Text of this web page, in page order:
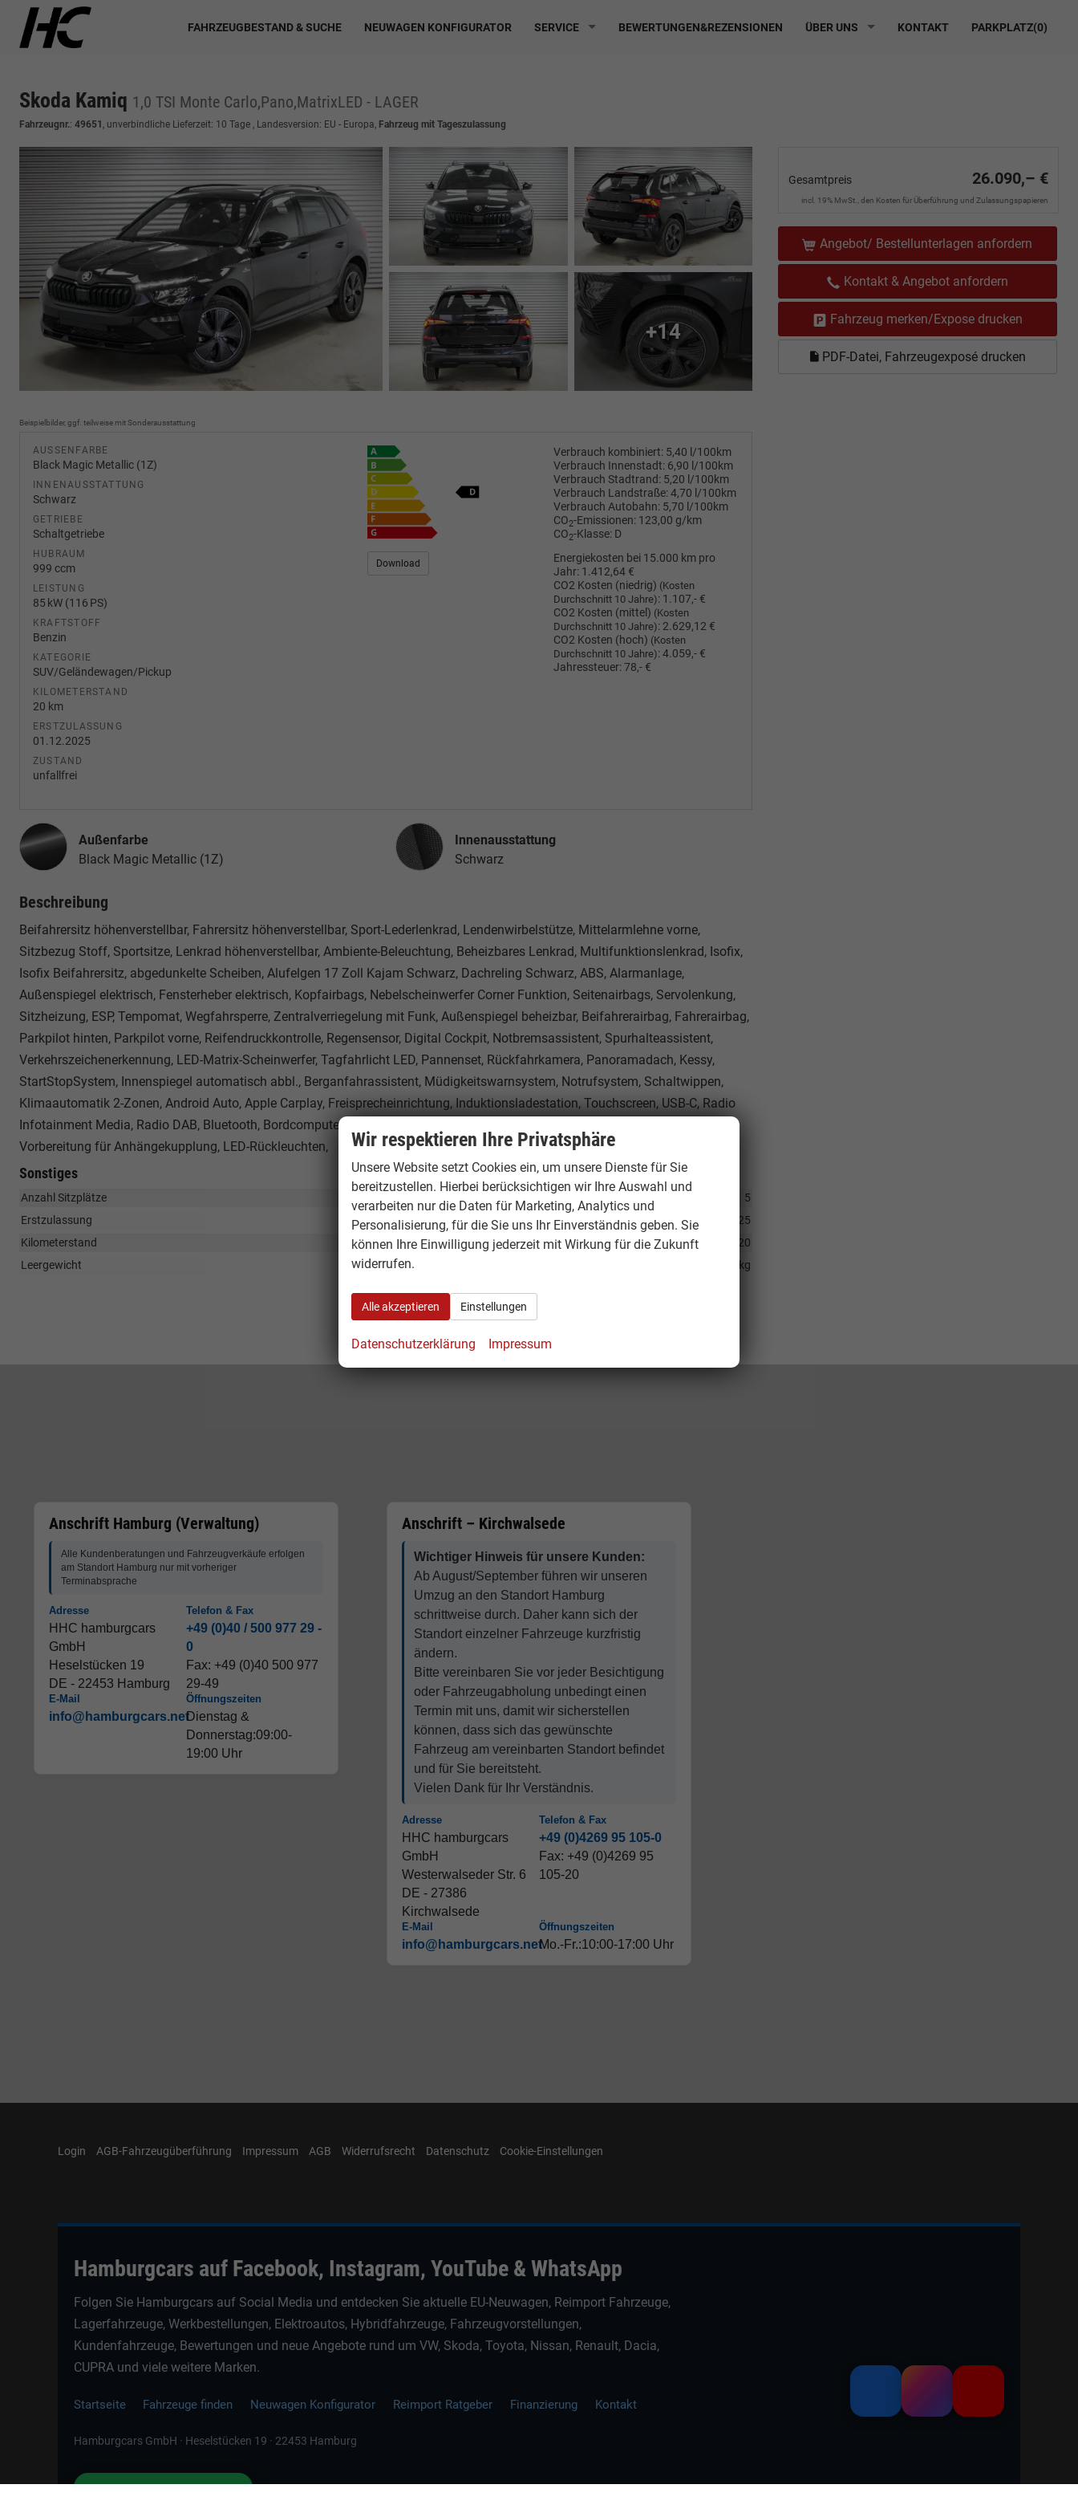
FAHRZEUGBESTAND & SUCHE NEUWAGEN KONFIGURATOR SERVICE BEWERTUNGEN&REZENSIONEN ÜBER UNS KONTAKT PARKPLATZ(0)
Skoda Kamiq 1,0 TSI Monte Carlo,Pano,MatrixLED - LAGER
Fahrzeugnr.: 49651 , unverbindliche Lieferzeit: 10 Tage , Landesversion: EU - Europa, Fahrzeug mit Tageszulassung
Gesamtpreis 26.090,– €
incl. 19% MwSt., den Kosten für Überführung und Zulassungspapieren
Angebot/ Bestellunterlagen anfordern
Kontakt & Angebot anfordern
Fahrzeug merken/Expose drucken
PDF-Datei, Fahrzeugexposé drucken
+14
Beispielbilder, ggf. teilweise mit Sonderausstattung
AUSSENFARBE
Black Magic Metallic (1Z)
INNENAUSSTATTUNG
Schwarz
GETRIEBE
Schaltgetriebe
HUBRAUM
999 ccm
LEISTUNG
85 kW (116 PS)
KRAFTSTOFF
Benzin
KATEGORIE
SUV/Geländewagen/Pickup
KILOMETERSTAND
20 km
ERSTZULASSUNG
01.12.2025
ZUSTAND
unfallfrei
Verbrauch kombiniert: 5,40 l/100km
Verbrauch Innenstadt: 6,90 l/100km
Verbrauch Stadtrand: 5,20 l/100km
Verbrauch Landstraße:4,70 l/100km
Verbrauch Autobahn: 5,70 l/100km
CO2-Emissionen: 123,00 g/km
CO2-Klasse: D
Download
Energiekosten bei 15.000 km pro
Jahr: 1.412,64 €
CO2 Kosten (niedrig) (Kosten
Durchschnitt 10 Jahre): 1.107,- €
CO2 Kosten (mittel) (Kosten
Durchschnitt 10 Jahre): 2.629,12 €
CO2 Kosten (hoch) (Kosten
Durchschnitt 10 Jahre):4.059,- €
Jahressteuer:78,- €
Außenfarbe
Black Magic Metallic (1Z)
Innenausstattung
Innenausstattung
Schwarz
Beschreibung
Beifahrersitz höhenverstellbar, Fahrersitz höhenverstellbar, Sport-Lederlenkrad, Lendenwirbelstütze, Mittelarmlehne vorne,
Sitzbezug Stoff, Sportsitze, Lenkrad höhenverstellbar, Ambiente-Beleuchtung, Beheizbares Lenkrad, Multifunktionslenkrad, Isofix,
Isofix Beifahrersitz, abgedunkelte Scheiben, Alufelgen 17 Zoll Kajam Schwarz, Dachreling Schwarz, ABS, Alarmanlage,
Außenspiegel elektrisch, Fensterheber elektrisch, Kopfairbags, Nebelscheinwerfer Corner Funktion, Seitenairbags, Servolenkung,
Sitzheizung, ESP, Tempomat, Wegfahrsperre, Zentralverriegelung mit Funk, Außenspiegel beheizbar, Beifahrerairbag, Fahrerairbag,
Parkpilot hinten, Parkpilot vorne, Reifendruckkontrolle, Regensensor, Digital Cockpit, Notbremsassistent, Spurhalteassistent,
Verkehrszeichenerkennung, LED-Matrix-Scheinwerfer, Tagfahrlicht LED, Pannenset, Rückfahrkamera, Panoramadach, Kessy,
StartStopSystem, Innenspiegel automatisch abbl., Berganfahrassistent, Müdigkeitswarnsystem, Notrufsystem, Schaltwippen,
Klimaautomatik 2-Zonen, Android Auto, Apple Carplay, Freisprecheinrichtung, Induktionsladestation, Touchscreen, USB-C, Radio
Infotainment Media, Radio DAB, Bluetooth, Bordcomputer, Fahrprofilauswahl, Wireless Smart Link, Dachhimmel in schwarz,
Vorbereitung für Anhängekupplung, LED-Rückleuchten,
Sonstiges
Anzahl Sitzplätze
5
Erstzulassung
01.12.2025
Kilometerstand
20
Leergewicht
1293 kg
Anschrift Hamburg (Verwaltung)
Alle Kundenberatungen und Fahrzeugverkäufe erfolgen
am Standort Hamburg nur mit vorheriger
Terminabsprache
Adresse
HHC hamburgcars
GmbH
Heselstücken 19
DE - 22453 Hamburg
Telefon & Fax
+49 (0)40 / 500 977 29 -
0
Fax: +49 (0)40 500 977
29-49
E-Mail
info@hamburgcars.net
Öffnungszeiten
Dienstag &
Donnerstag:09:00-
19:00 Uhr
Anschrift – Kirchwalsede
Wichtiger Hinweis für unsere Kunden:
Ab August/September führen wir unseren
Umzug an den Standort Hamburg
schrittweise durch. Daher kann sich der
Standort einzelner Fahrzeuge kurzfristig
ändern.
Bitte vereinbaren Sie vor jeder Besichtigung
oder Fahrzeugabholung unbedingt einen
Termin mit uns, damit wir sicherstellen
können, dass sich das gewünschte
Fahrzeug am vereinbarten Standort befindet
und für Sie bereitsteht.
Vielen Dank für Ihr Verständnis.
Adresse
HHC hamburgcars
GmbH
Westerwalseder Str. 6
DE - 27386
Kirchwalsede
Telefon & Fax
+49 (0)4269 95 105-0
Fax: +49 (0)4269 95
105-20
E-Mail
info@hamburgcars.net
Öffnungszeiten
Mo.-Fr.:10:00-17:00 Uhr
Login AGB-Fahrzeugüberführung Impressum AGB Widerrufsrecht Datenschutz Cookie-Einstellungen
Hamburgcars auf Facebook, Instagram, YouTube & WhatsApp
Folgen Sie Hamburgcars auf Social Media und entdecken Sie aktuelle EU-Neuwagen, Reimport Fahrzeuge,
Lagerfahrzeuge, Werkbestellungen, Elektroautos, Hybridfahrzeuge, Fahrzeugvorstellungen,
Kundenfahrzeuge, Bewertungen und neue Angebote rund um VW, Skoda, Toyota, Nissan, Renault, Dacia,
CUPRA und viele weitere Marken.
Startseite Fahrzeuge finden Neuwagen Konfigurator Reimport Ratgeber Finanzierung Kontakt
Hamburgcars GmbH · Heselstücken 19 · 22453 Hamburg
Wir respektieren Ihre Privatsphäre
Unsere Website setzt Cookies ein, um unsere Dienste für Sie
bereitzustellen. Hierbei berücksichtigen wir Ihre Auswahl und
verarbeiten nur die Daten für Marketing, Analytics und
Personalisierung, für die Sie uns Ihr Einverständnis geben. Sie
können Ihre Einwilligung jederzeit mit Wirkung für die Zukunft
widerrufen.
Alle akzeptieren Einstellungen
Datenschutzerklärung Impressum